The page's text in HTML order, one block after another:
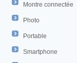
Montre connectée
Photo
Portable
Smartphone